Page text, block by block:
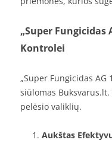
„Super Fungicidas
Kontrolei
„Super Fungicidas
siūlomas
pelėsio valiklių.
Aukštas